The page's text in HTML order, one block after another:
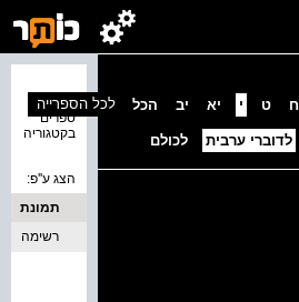
ח ט י יא יב הכל
לדוברי ערבית לכולם
ספרים
בקטגוריה
לכל הספרייה
הצג ע''פ:
תמונת
כריכה
רשימה